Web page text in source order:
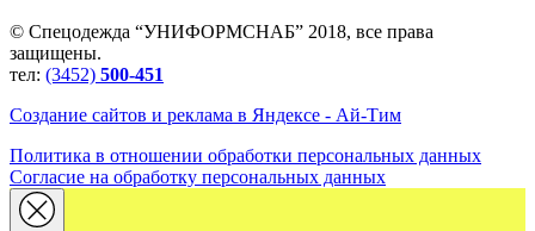
© Спецодежда “УНИФОРМСНАБ” 2018, все права
защищены.
тел: (3452) 500-451
Создание сайтов и реклама в Яндексе - Ай-Тим
Политика в отношении обработки персональных данных
Согласие на обработку персональных данных